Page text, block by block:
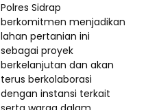
Polres Sidrap
berkomitmen menjadikan
lahan pertanian ini
sebagai proyek
berkelanjutan dan akan
terus berkolaborasi
dengan instansi terkait